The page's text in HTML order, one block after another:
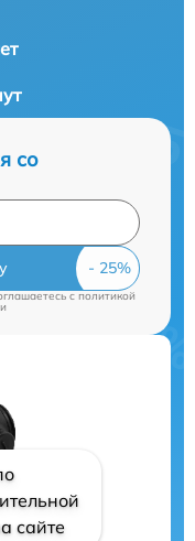
со
cполитикой
сайте